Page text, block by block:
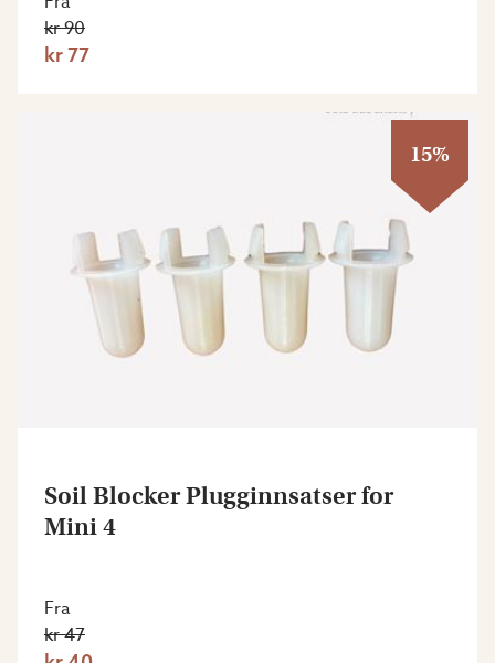
kr 90
kr 77
15%
Soil Blocker Plugginnsatser for
Mini 4
Fra
kr 47